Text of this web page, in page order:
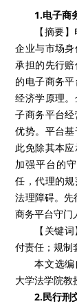
1.电子商
【摘要
企业与市场
承担的先行
的电子商务
经济学原理
子商务平台
优势。平台
此免除其本
加强平台的
任，代理的
法理障碍。先
商务平台守门
【关键
付责任；规制
本文选
大学法学院教
2.民行刑